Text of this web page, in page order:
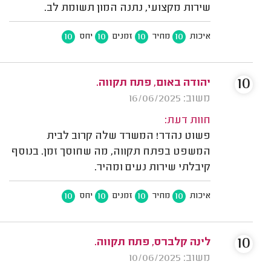
שירות מקצועי, נתנה המון תשומת לב.
איכות 10 מחיר 10 זמנים 10 יחס 10
יהודה באום, פתח תקווה.
משוב: 16/06/2025
חוות דעת:
פשוט נהדר! המשרד שלה קרוב לבית
המשפט בפתח תקווה, מה שחוסך זמן. בנוסף
קיבלתי שירות נעים ומהיר.
איכות 10 מחיר 10 זמנים 10 יחס 10
10
לינה קלברס, פתח תקווה.
משוב: 10/06/2025
10